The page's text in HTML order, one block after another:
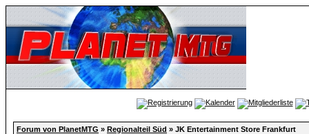
Forum von PlanetMTG » Regionalteil Süd » JK Entertainment Store Frankfurt